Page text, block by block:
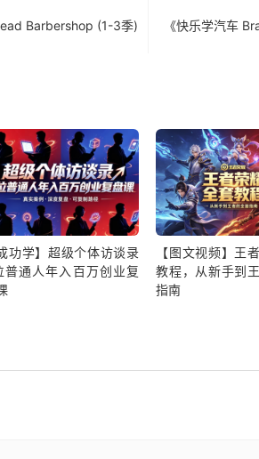
Barbershop (1-3季)
《快乐学汽车
成功学】超级个体访谈录
普通人年入百万创业复
【图文视频】王
教程，从新手到
指南